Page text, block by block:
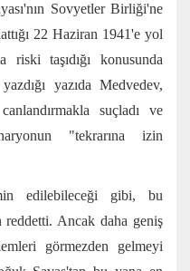
Sovyetler Birliği'ne
22 Haziran 1941'e yol
riski taşıdığı konusunda
yazıda Medvedev,
suçladı ve
"tekrarına izin
edilebileceği gibi, bu
reddetti. Ancak daha geniş
görmezden gelmeyi